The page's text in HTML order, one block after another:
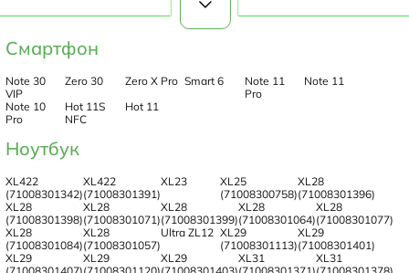
Смартфон
Note 30
VIP
Zero 30 Zero X Pro Smart 6
Note 11
Pro
Note 11
Note 10
Pro
Hot 11S
NFC
Hot 11
Ноутбук
XL422
(71008301342)
XL422
(71008301391)
XL23
XL25
(71008300758)
XL28
(71008301396)
XL28
(71008301398)
XL28
(71008301071)
XL28
(71008301399)
XL28
(71008301064)
XL28
(71008301077)
XL28
(71008301084)
XL28
(71008301057)
Ultra ZL12 XL29
(71008301113)
XL29
(71008301401)
XL29
XL29
XL29
XL31
XL31